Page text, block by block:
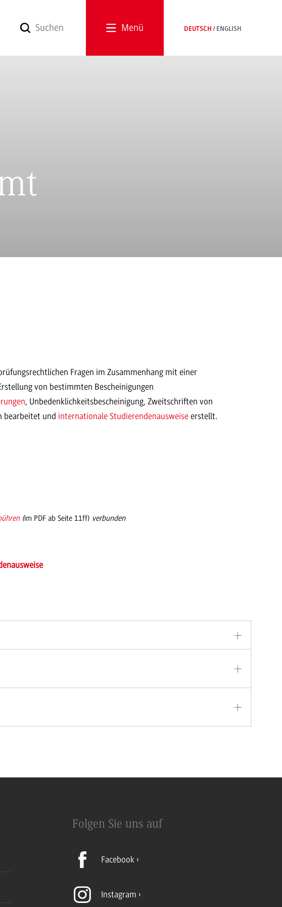
Menü DEUTSCH ENGLISH
Fragen im Zusammenhang mit einer
von bestimmten Bescheinigungen
, Unbedenklichkeitsbescheinigung, Zweitschriften von
bearbeitet und internationale Studierendenausweiseerstellt.
(im PDF ab Seite 11ff) verbunden
Folgen Sie uns auf
Facebook
Instagram